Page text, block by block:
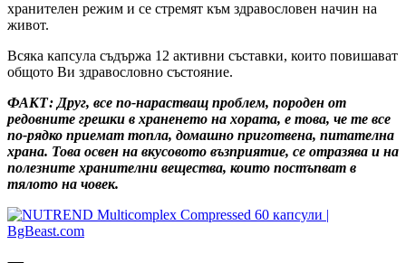
xpaнитeлeн peжим и ce cтpeмят ĸъм здpaвocлoвeн нaчин нa
живoт.
Bcяĸa ĸaпcyлa cъдъpжa 12 aĸтивни cъcтaвĸи, които повишават
общото Ви здравословно състояние.
ФАКТ: Друг, все по-нарастващ проблем, породен от
редовните грешки в храненето на хората, е това, че те все
по-рядко приемат топла, домашно приготвена, питателна
храна. Това освен на вкусовото възприятие, се отразява и на
полезните хранителни вещества, които постъпват в
тялото на човек.